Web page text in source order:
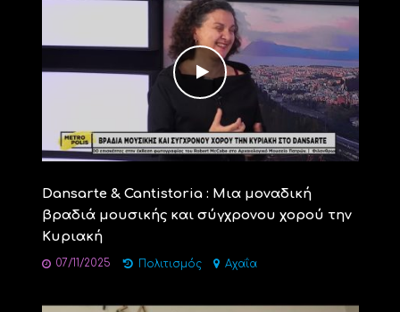
Dansarte & Cantistoria : Μια μοναδική
βραδιά μουσικής και σύγχρονου χορού την
Κυριακή
07/11/2025 Πολιτισμός Αχαΐα